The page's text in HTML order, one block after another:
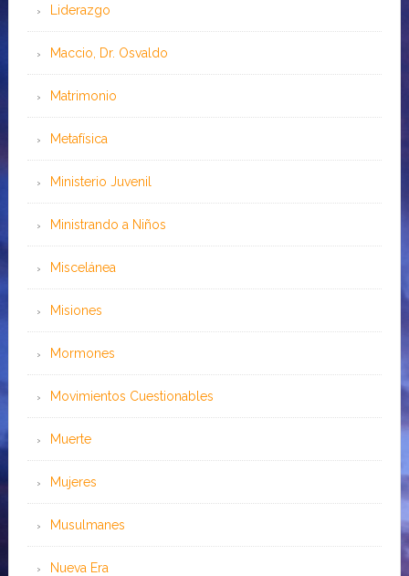
Liderazgo
Maccio, Dr. Osvaldo
Matrimonio
Metafísica
Ministerio Juvenil
Ministrando a Niños
Miscelánea
Misiones
Mormones
Movimientos Cuestionables
Muerte
Mujeres
Musulmanes
Nueva Era